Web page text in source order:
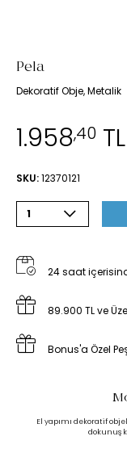
Pela
Dekoratif Obje, Metalik
1.958,40 TL
SKU:12370121
1
24 saat
89.900 TL ve
Bonus'a Özel
El yapımı dekoratif
dokunuş